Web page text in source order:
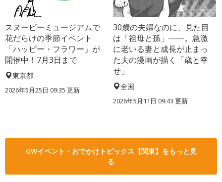
スヌーピーミュージアムで
花だらけの季節イベント
「ハッピー・フラワー」が
開催中！7月3日まで
東京都
2026年5月25日 09:35 更新
30歳の夫婦なのに、見た目
は「祖母と孫」――。急激
に老いる妻と成長が止まっ
た夫の漫画が描く「歳と幸
せ」
全国
2026年5月11日 09:43 更新
GWイベント・おでかけトピックス【関東】をもっと見
る